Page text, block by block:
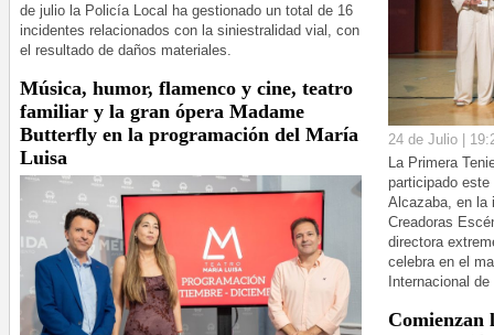
de julio la Policía Local ha gestionado un total de 16
incidentes relacionados con la siniestralidad vial, con
el resultado de daños materiales.
Música, humor, flamenco y cine, teatro
familiar y la gran ópera Madame
Butterfly en la programación del María
Luisa
24 de Julio |
La Primera
participado
Alcazaba, en la
Creadoras
directora
celebra en el
Internacional
Comienzan